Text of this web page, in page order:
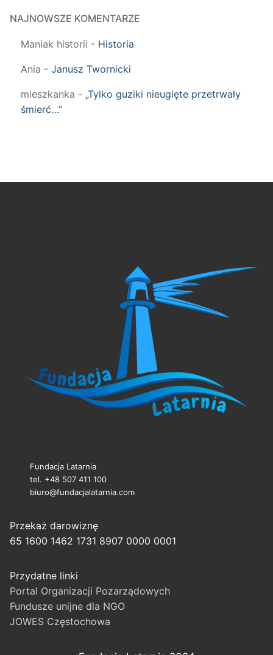
NAJNOWSZE KOMENTARZE
Maniak historii - Historia
Ania - Janusz Twornicki
mieszkanka - „Tylko guziki nieugięte przetrwały
śmierć…”
Fundacja Latarnia
tel. +48 507 411 100
biuro@fundacjalatarnia.com
Przekaż darowiznę
65 1600 1462 1731 8907 0000 0001
Przydatne linki
Portal Organizacji Pozarządowych
Fundusze unijne dla NGO
JOWES Częstochowa